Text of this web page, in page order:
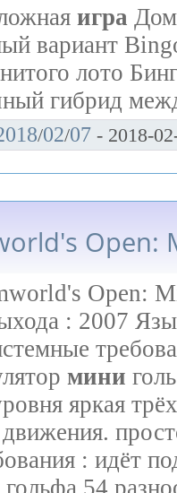
игра
вариант
лото
гибрид
/02/07 - 2018-
Open:
Open:
: 2007
мини
яркая
: идёт
гольфа 54